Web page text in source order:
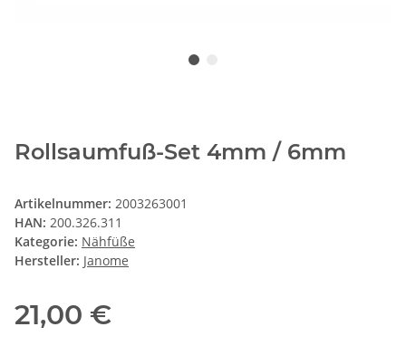
Rollsaumfuß-Set 4mm / 6mm
Artikelnummer: 2003263001
HAN: 200.326.311
Kategorie: Nähfüße
Hersteller: Janome
21,00 €